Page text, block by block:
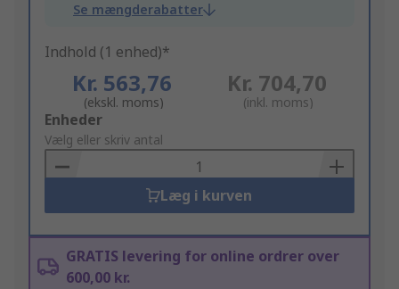
Se mængderabatter
Indhold (1 enhed)*
Kr. 563,76
(ekskl. moms)
Kr. 704,70
(inkl. moms)
Add
to
Basket
Enheder
Vælg eller skriv antal
Læg i kurven
GRATIS levering for online ordrer over
600,00 kr.